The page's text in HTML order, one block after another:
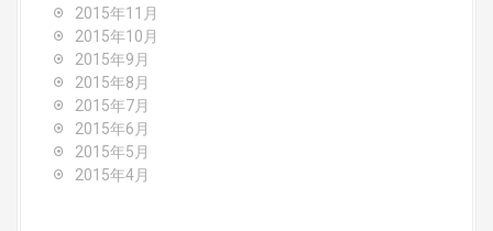
2015年11月
2015年10月
2015年9月
2015年8月
2015年7月
2015年6月
2015年5月
2015年4月